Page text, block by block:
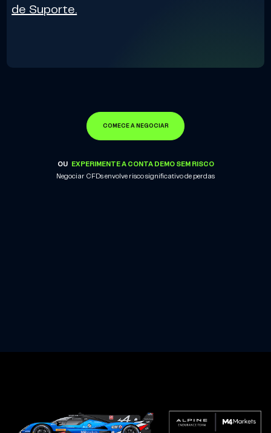
de Suporte.
COMECE A NEGOCIAR
OU EXPERIMENTE A CONTA DEMO SEM RISCO
Negociar CFDs envolve risco significativo de perdas